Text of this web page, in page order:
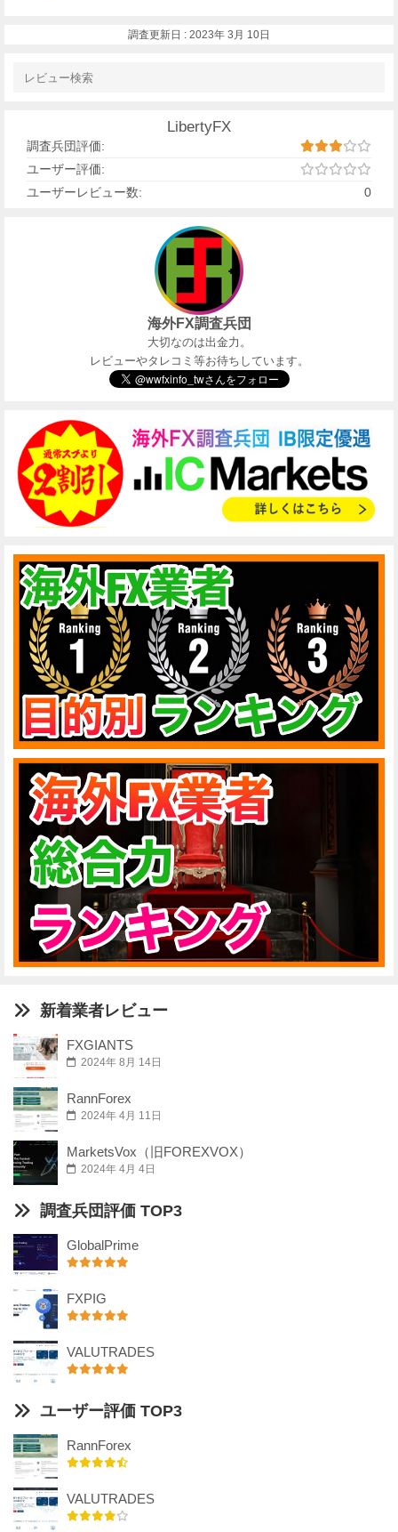
調査更新日 : 2023年 3月 10日
LibertyFX
調査兵団評価:
ユーザー評価:
ユーザーレビュー数:
0
海外FX調査兵団
大切なのは出金力。
レビューやタレコミ等お待ちしています。
新着業者レビュー
FXGIANTS
2024年 8月 14日
RannForex
2024年 4月 11日
MarketsVox（旧FOREXVOX）
2024年 4月 4日
調査兵団評価 TOP3
GlobalPrime
FXPIG
VALUTRADES
ユーザー評価 TOP3
RannForex
VALUTRADES